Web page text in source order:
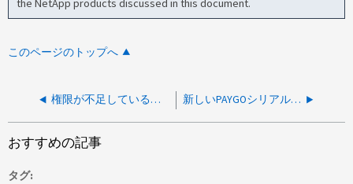
the NetApp products discussed in this document.
このページのトップへ
権限が不足しているためFSx for ONTAP System Managerを開けません 新しいPAYGOシリアル番号でBlueXP でサポートケースをオープンできない
おすすめの記事
タグ